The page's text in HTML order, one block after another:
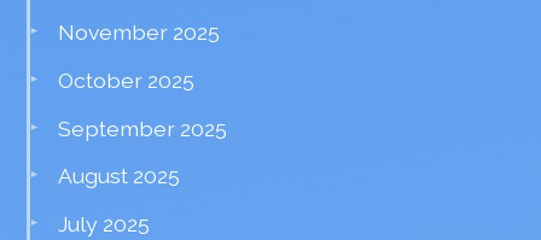
November 2025
October 2025
September 2025
August 2025
July 2025